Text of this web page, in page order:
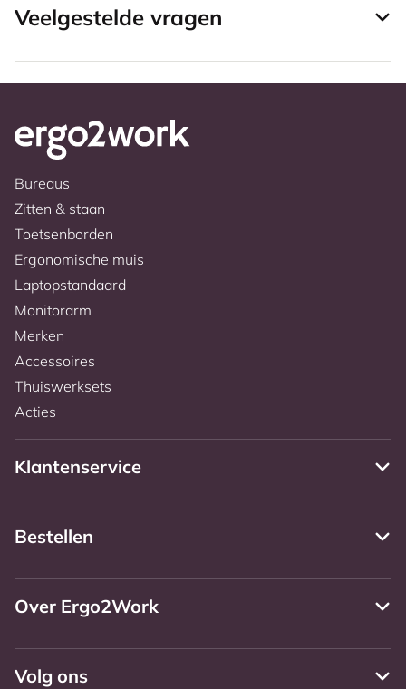
Veelgestelde vragen
Bureaus
Zitten & staan
Toetsenborden
Ergonomische muis
Laptopstandaard
Monitorarm
Merken
Accessoires
Thuiswerksets
Acties
Klantenservice
Bestellen
Over Ergo2Work
Volg ons